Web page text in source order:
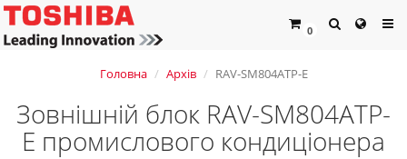
0
Головна Архів RAV-SM804ATP-E
Зовнішній блок RAV-SM804ATP-
E промислового кондиціонера